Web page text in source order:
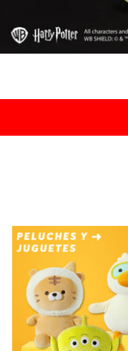
Disney pixar
Blind boxes